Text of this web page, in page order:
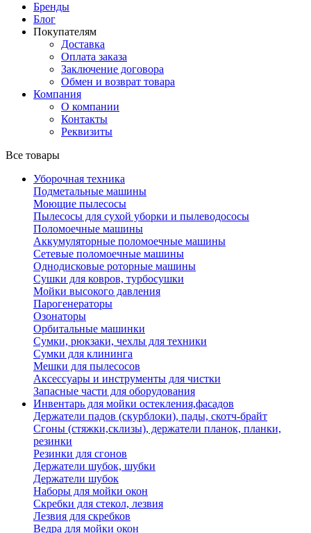
Бренды
Блог
Покупателям
Доставка
Оплата заказа
Заключение договора
Обмен и возврат товара
Компания
О компании
Контакты
Реквизиты
Все товары
Уборочная техника
Подметальные машины
Моющие пылесосы
Пылесосы для сухой уборки и пылеводососы
Поломоечные машины
Аккумуляторные поломоечные машины
Сетевые поломоечные машины
Однодисковые роторные машины
Сушки для ковров, турбосушки
Мойки высокого давления
Парогенераторы
Озонаторы
Орбитальные машинки
Сумки, рюкзаки, чехлы для техники
Сумки для клининга
Мешки для пылесосов
Аксессуары и инструменты для чистки
Запасные части для оборудования
Инвентарь для мойки остекления,фасадов
Держатели падов (скурблоки), пады, скотч-брайт
Сгоны (стяжки,склизы), держатели планок, планки,
резинки
Резинки для сгонов
Держатели шубок, шубки
Держатели шубок
Наборы для мойки окон
Скребки для стекол, лезвия
Лезвия для скребков
Ведра для мойки окон